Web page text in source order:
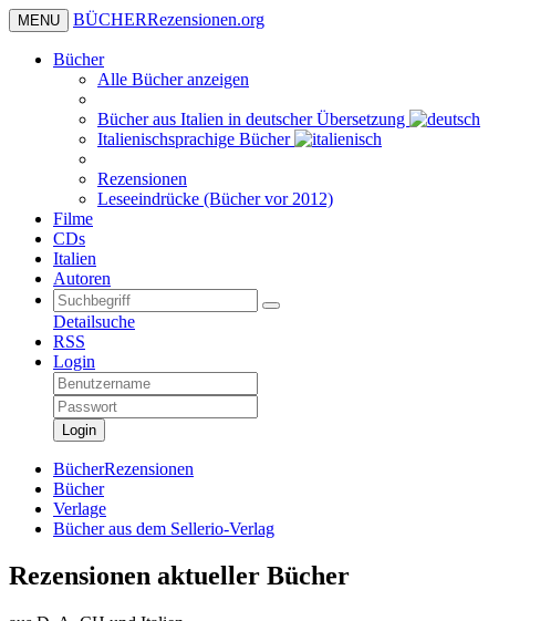
MENU BÜCHERRezensionen.org
Bücher
Alle Bücher anzeigen
Bücher aus Italien in deutscher Übersetzung
Italienischsprachige Bücher
Rezensionen
Leseeindrücke (Bücher vor 2012)
Filme
CDs
Italien
Autoren
Detailsuche
RSS
Login
Login
BücherRezensionen
Bücher
Verlage
Bücher aus dem Sellerio-Verlag
Rezensionen aktueller Bücher